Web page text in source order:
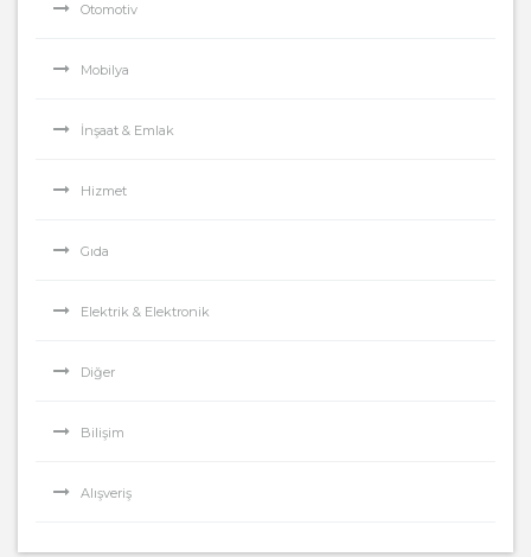
Otomotiv
Mobilya
İnşaat & Emlak
Hizmet
Gıda
Elektrik & Elektronik
Diğer
Bilişim
Alışveriş